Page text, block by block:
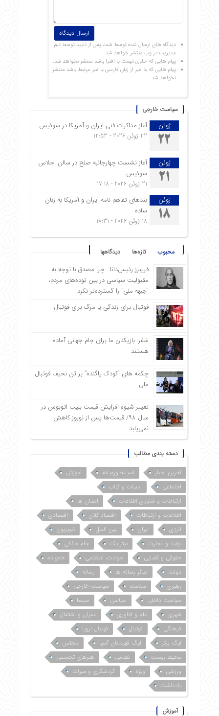
دیدگاه های ارسال شده توسط شما، پس از تایید توسط تیم
مدیریت در وب منتشر خواهد شد.
پیام هایی که حاوی تهمت یا افترا باشد منتشر نخواهد شد.
پیام هایی که به غیر از زبان فارسی یا غیر مرتبط باشد منتشر
نخواهد شد.
سیاست خارجی
ژوئن
22
آغاز مذاکرات فنی ایران و آمریکا در سوئیس
22 ژوئن 2026 - 12:53
ژوئن
21
آغاز نشست چهارجانبه صلح در سالن اجلاس
سوئیس
21 ژوئن 2026 - 17:18
ژوئن
18
بندهای تفاهم نامه ایران و آمریکا به زبان
ساده
18 ژوئن 2026 - 18:31
محبوب تازه‌ها دیدگاهها
فریبرز رئیس‌دانا: چرا مصدق با توجه به
مقبولیت سیاسی در بین توده‌های مردم،
“جبهه ملی” را گسترده‌تر نکرد
فوتبال برای زندگی یا مرگ برای فوتبال!
شفر: بازیکنان ما برای جام جهانی آماده
هستند
چکمه های “کودک پاگنده” بر تن نحیف فوتبال
ملی
تغییر شیوه افزایش قیمت بلیت اتوبوس در
سال ۹۸/ قیمت‌ها پس از نوروز کاهش
نمی‌یابد
دسته بندی مطالب
آخرین اخبار آسیا،خاورمیانه
آموزش
اجتماعی
ادبیات و کتاب
ارتباطات و فناوری اطلاعات
استان ها
اطلاعات و ارتباطات
اقتصاد کلان
اقتصادی
انرژی
ایران بین الملل
تلویزیون
تولید و تجارت
تیتر یک
جام حذفی
حقوقی و قضایی
حوادث، انتظامی
خانواده
دولت
دیگر رسانه ها
رسانه
رهبری
سلامت
سیاست خارجی
سیاست داخلی
سیاسی
سینما
شهری
علم و فناوری
عمران و اشتغال
فرهنگی
فوتبال
فوتبال اروپا
لیگ برتر
لیگ قهرمانان آسیا
مجلس
محیط زیست
نظامی
هنرهای تجسمی
ورزشی
ویژه
گردشگری و میراث
یادداشت
آموزش